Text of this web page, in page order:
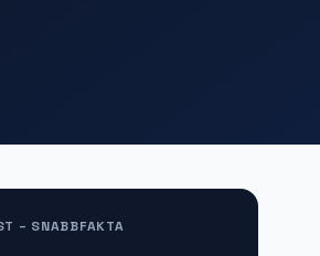
– SNABBFAKTA